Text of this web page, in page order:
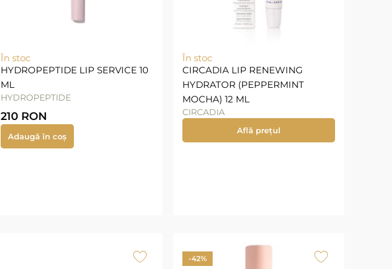
În stoc
HYDROPEPTIDE LIP SERVICE 10
ML
HYDROPEPTIDE
210 RON
Adaugă în coș
În stoc
CIRCADIA LIP RENEWING
HYDRATOR (PEPPERMINT
MOCHA) 12 ML
CIRCADIA
Află prețul
-42%